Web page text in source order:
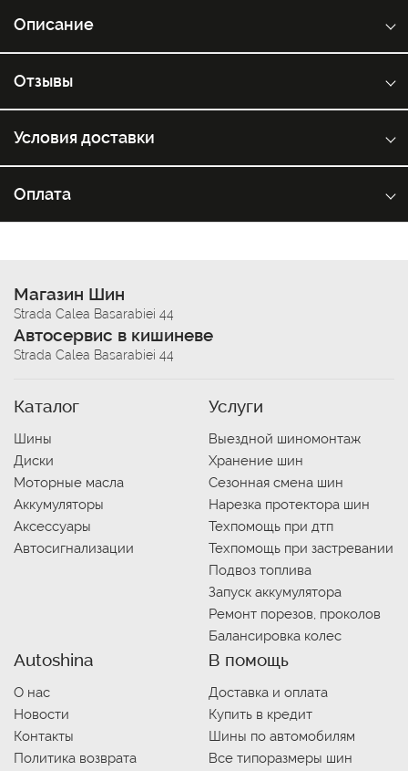
Описание
Отзывы
Условия доставки
Оплата
Магазин Шин
Strada Calea Basarabiei 44
Автосервис в кишиневе
Strada Calea Basarabiei 44
Каталог
Шины
Диски
Моторные масла
Аккумуляторы
Аксессуары
Автосигнализации
Услуги
Выездной шиномонтаж
Хранение шин
Сезонная смена шин
Нарезка протектора шин
Техпомощь при дтп
Техпомощь при застревании
Подвоз топлива
Запуск аккумулятора
Ремонт порезов, проколов
Балансировка колес
Autoshina
О нас
Новости
Контакты
Политика возврата
В помощь
Доставка и оплата
Купить в кредит
Шины по автомобилям
Все типоразмеры шин